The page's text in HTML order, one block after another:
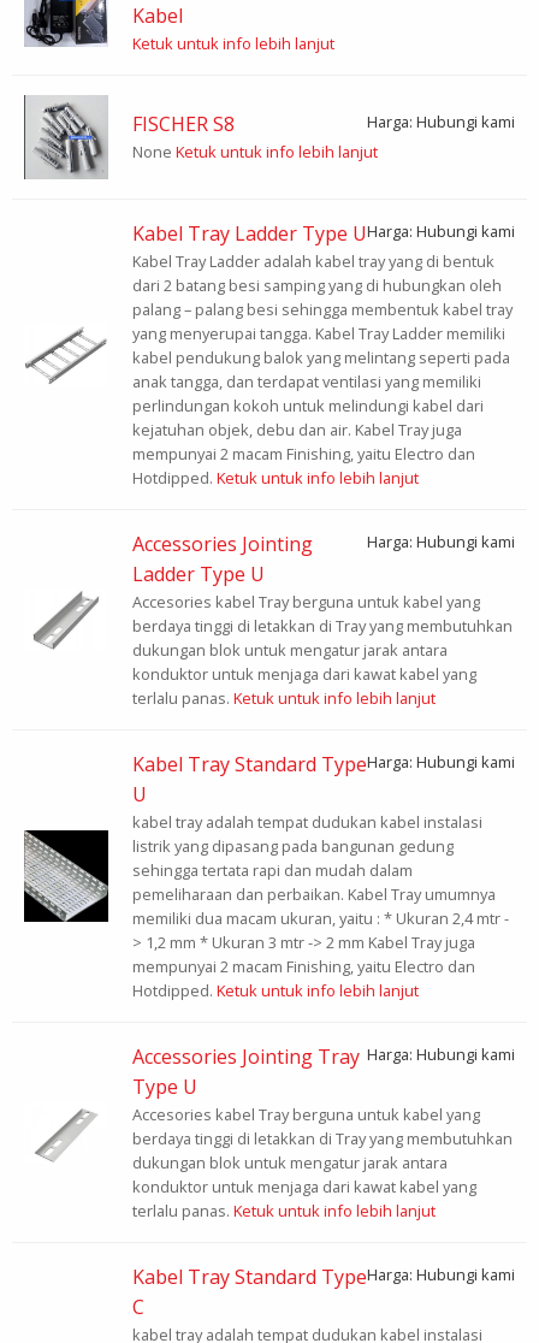
Kabel
Ketuk untuk info lebih lanjut
FISCHER S8
Harga: Hubungi kami
None Ketuk untuk info lebih lanjut
Kabel Tray Ladder Type UHarga: Hubungi kami
Kabel Tray Ladder adalah kabel tray yang di bentuk
dari 2 batang besi samping yang di hubungkan oleh
palang – palang besi sehingga membentuk kabel tray
yang menyerupai tangga. Kabel Tray Ladder memiliki
kabel pendukung balok yang melintang seperti pada
anak tangga, dan terdapat ventilasi yang memiliki
perlindungan kokoh untuk melindungi kabel dari
kejatuhan objek, debu dan air. Kabel Tray juga
mempunyai 2 macam Finishing, yaitu Electro dan
Hotdipped. Ketuk untuk info lebih lanjut
Accessories Jointing
Ladder Type U
Harga: Hubungi kami
Accesories kabel Tray berguna untuk kabel yang
berdaya tinggi di letakkan di Tray yang membutuhkan
dukungan blok untuk mengatur jarak antara
konduktor untuk menjaga dari kawat kabel yang
terlalu panas. Ketuk untuk info lebih lanjut
Kabel Tray Standard Type
U
Harga: Hubungi kami
kabel tray adalah tempat dudukan kabel instalasi
listrik yang dipasang pada bangunan gedung
sehingga tertata rapi dan mudah dalam
pemeliharaan dan perbaikan. Kabel Tray umumnya
memiliki dua macam ukuran, yaitu : * Ukuran 2,4 mtr -
> 1,2 mm * Ukuran 3 mtr -> 2 mm Kabel Tray juga
mempunyai 2 macam Finishing, yaitu Electro dan
Hotdipped. Ketuk untuk info lebih lanjut
Accessories Jointing Tray
Type U
Harga: Hubungi kami
Accesories kabel Tray berguna untuk kabel yang
berdaya tinggi di letakkan di Tray yang membutuhkan
dukungan blok untuk mengatur jarak antara
konduktor untuk menjaga dari kawat kabel yang
terlalu panas. Ketuk untuk info lebih lanjut
Kabel Tray Standard Type
C
Harga: Hubungi kami
kabel tray adalah tempat dudukan kabel instalasi